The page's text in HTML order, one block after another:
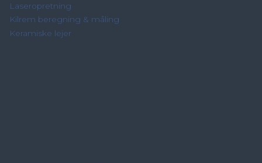
Laseropretning
Kilrem beregning & måling
Keramiske lejer